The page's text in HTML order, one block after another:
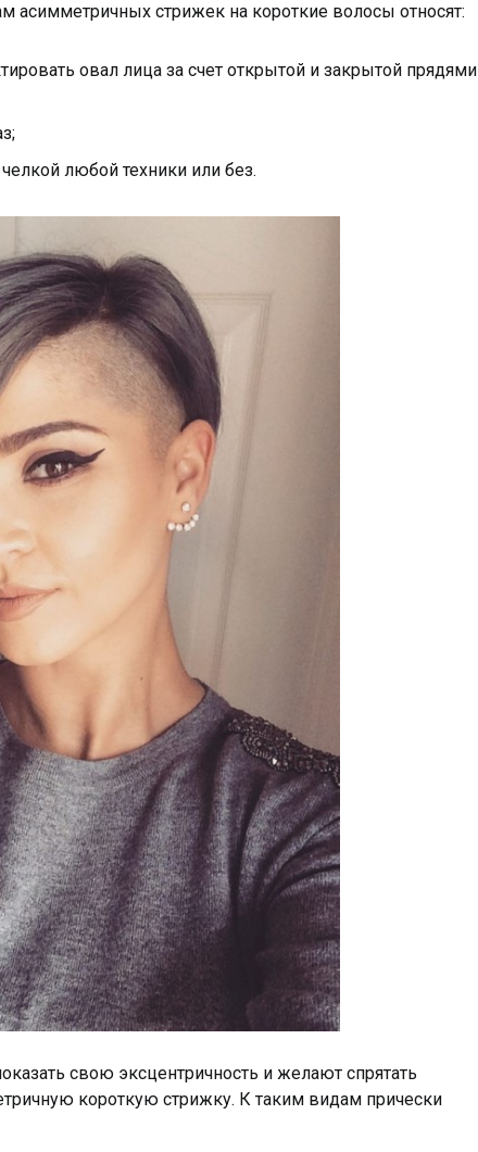
асимметричных стрижек на короткие волосы относят:
овал лица за счет открытой и закрытой прядями
любой техники или без.
свою эксцентричность и желают спрятать
короткую стрижку. К таким видам прически